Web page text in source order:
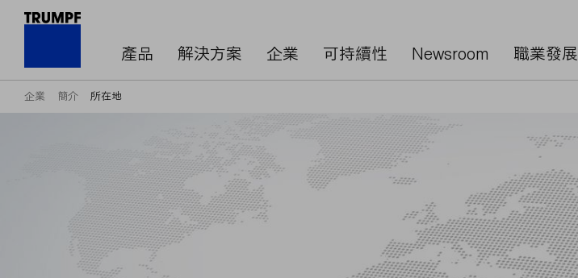
產品 解決方案 企業 可持續性 Newsroom 職業發展
企業 簡介 所在地